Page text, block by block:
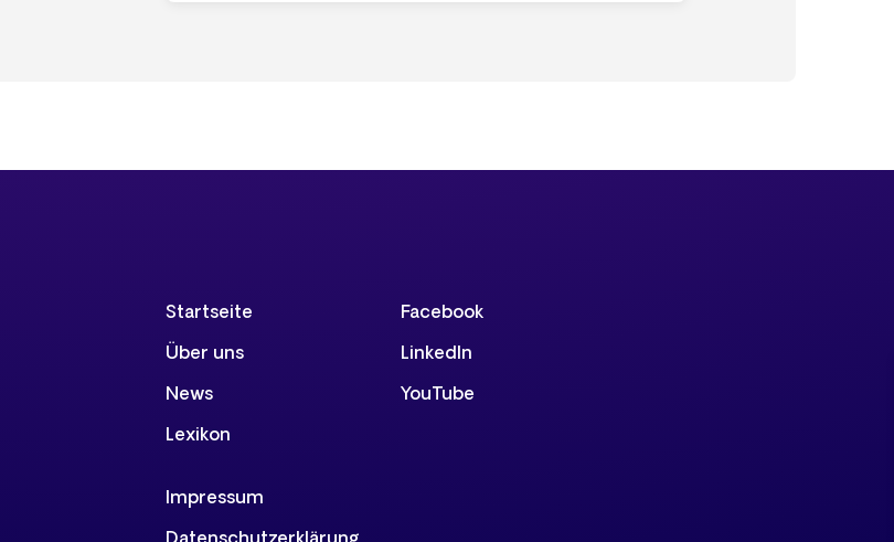
Startseite
Über uns
News
Lexikon
Impressum
Datenschutzerklärung
Facebook
LinkedIn
YouTube